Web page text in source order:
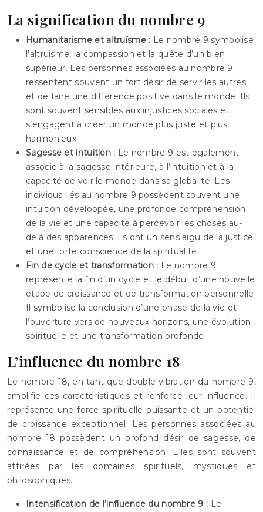
La signification du nombre 9
Humanitarisme et altruïsme : Le nombre 9 symbolise
l’altruisme, la compassion et la quête d’un bien
supérieur. Les personnes associées au nombre 9
ressentent souvent un fort désir de servir les autres
et de faire une différence positive dans le monde. Ils
sont souvent sensibles aux injustices sociales et
s’engagent à créer un monde plus juste et plus
harmonieux.
Sagesse et intuition : Le nombre 9 est également
associé à la sagesse intérieure, à l’intuition et à la
capacité de voir le monde dans sa globalité. Les
individus liés au nombre 9 possèdent souvent une
intuition développée, une profonde compréhension
de la vie et une capacité à percevoir les choses au-
delà des apparences. Ils ont un sens aigu de la justice
et une forte conscience de la spiritualité.
Fin de cycle et transformation : Le nombre 9
représente la fin d’un cycle et le début d’une nouvelle
étape de croissance et de transformation personnelle.
Il symbolise la conclusion d’une phase de la vie et
l’ouverture vers de nouveaux horizons, une évolution
spirituelle et une transformation profonde.
L’influence du nombre 18
Le nombre 18, en tant que double vibration du nombre 9,
amplifie ces caractéristiques et renforce leur influence. Il
représente une force spirituelle puissante et un potentiel
de croissance exceptionnel. Les personnes associées au
nombre 18 possèdent un profond désir de sagesse, de
connaissance et de compréhension. Elles sont souvent
attirées par les domaines spirituels, mystiques et
philosophiques.
Intensification de l’influence du nombre 9 : Le